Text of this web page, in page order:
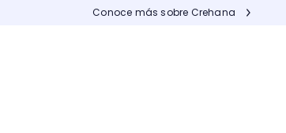
Conoce más sobre Crehana